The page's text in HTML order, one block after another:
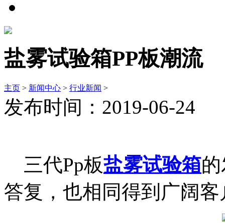
盐雾试验箱PP板潮流
主页 > 新闻中心 > 行业新闻 >
发布时间：2019-06-24
三代Pp板盐雾试验箱
答复，也相同得到广阔